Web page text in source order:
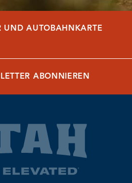
UND AUTOBAHNKARTE
ABONNIEREN